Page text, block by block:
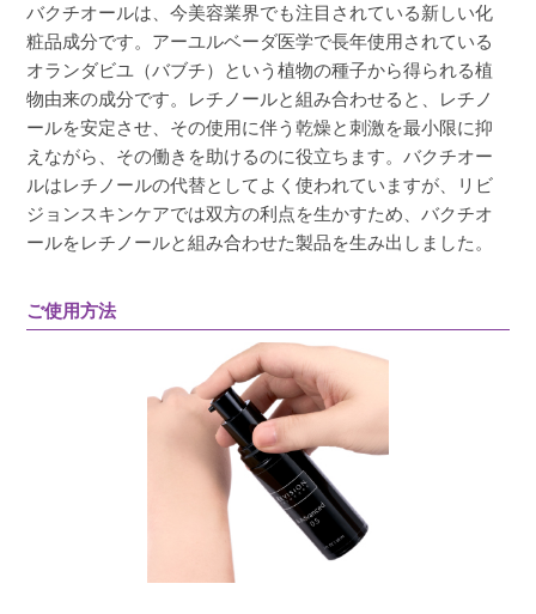
バクチオールは、今美容業界でも注目されている新しい化
粧品成分です。アーユルベーダ医学で長年使用されている
オランダビユ（バブチ）という植物の種子から得られる植
物由来の成分です。レチノールと組み合わせると、レチノ
ールを安定させ、その使用に伴う乾燥と刺激を最小限に抑
えながら、その働きを助けるのに役立ちます。バクチオー
ルはレチノールの代替としてよく使われていますが、リビ
ジョンスキンケアでは双方の利点を生かすため、バクチオ
ールをレチノールと組み合わせた製品を生み出しました。
ご使用方法